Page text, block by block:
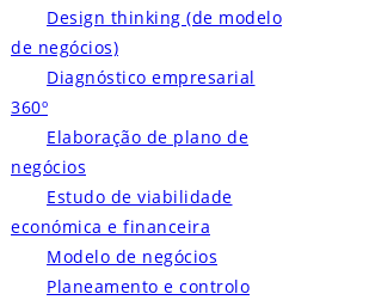
Design thinking (de modelo
de negócios)
Diagnóstico empresarial
360º
Elaboração de plano de
negócios
Estudo de viabilidade
económica e financeira
Modelo de negócios
Planeamento e controlo